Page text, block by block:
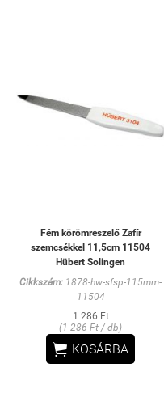
Fém körömreszelő Zafír
szemcsékkel 11,5cm 11504
Hübert Solingen
Cikkszám: 1878-hw-sfsp-115mm-
11504
1 286 Ft
(1 286 Ft / db)
 KOSÁRBA